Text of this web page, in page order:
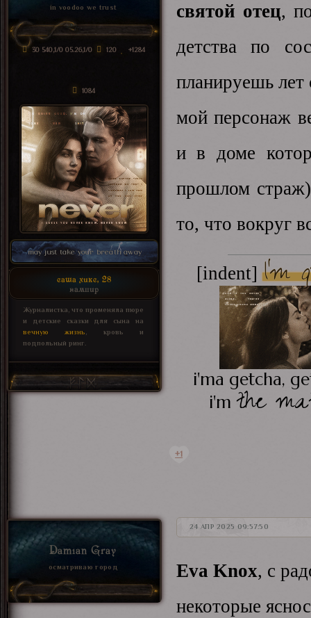
in voodoo we trust
30 540,1/0 05.26,1/0 120 +1284
1084
may just take your breath away
саша хикс, 28
вампир
Журналистка, что променяла пюре
и детские сказки для сына на
вечную жизнь, кровь и
подпольный ринг.
святой отец,
детства по
планируешь
мой персонаж
и в доме
прошлом
то, что вокруг
[indent]I'm
i'ma getcha,
i'm the
+1
24 АПР 2025 09:57:50
Damian Gray
осматриваю город Eva Knox, с
некоторые